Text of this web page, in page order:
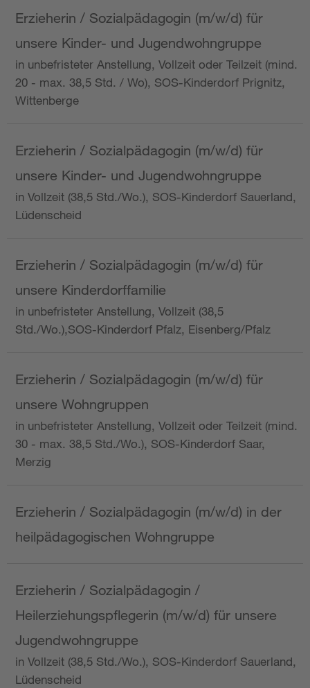
Erzieherin / Sozialpädagogin (m/w/d) für
unsere Kinder- und Jugendwohngruppe
in unbefristeter Anstellung, Vollzeit oder Teilzeit (mind.
20 - max. 38,5 Std. / Wo), SOS-Kinderdorf Prignitz,
Wittenberge
Erzieherin / Sozialpädagogin (m/w/d) für
unsere Kinder- und Jugendwohngruppe
in Vollzeit (38,5 Std./Wo.), SOS-Kinderdorf Sauerland,
Lüdenscheid
Erzieherin / Sozialpädagogin (m/w/d) für
unsere Kinderdorffamilie
in unbefristeter Anstellung, Vollzeit (38,5
Std./Wo.),SOS-Kinderdorf Pfalz, Eisenberg/Pfalz
Erzieherin / Sozialpädagogin (m/w/d) für
unsere Wohngruppen
in unbefristeter Anstellung, Vollzeit oder Teilzeit (mind.
30 - max. 38,5 Std./Wo.), SOS-Kinderdorf Saar,
Merzig
Erzieherin / Sozialpädagogin (m/w/d) in der
heilpädagogischen Wohngruppe
Erzieherin / Sozialpädagogin /
Heilerziehungspflegerin (m/w/d) für unsere
Jugendwohngruppe
in Vollzeit (38,5 Std./Wo.), SOS-Kinderdorf Sauerland,
Lüdenscheid